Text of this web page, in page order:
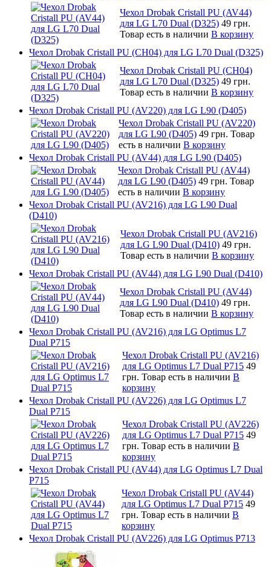
Чехол Drobak Cristall PU (AV44)
для LG L70 Dual (D325) 49 грн.
Товар есть в наличии В корзину
Чехол Drobak Cristall PU (CH04) для LG L70 Dual (D325)
Чехол Drobak Cristall PU (CH04)
для LG L70 Dual (D325) 49 грн.
Товар есть в наличии В корзину
Чехол Drobak Cristall PU (AV220) для LG L90 (D405)
Чехол Drobak Cristall PU (AV220)
для LG L90 (D405) 49 грн. Товар
есть в наличии В корзину
Чехол Drobak Cristall PU (AV44) для LG L90 (D405)
Чехол Drobak Cristall PU (AV44)
для LG L90 (D405) 49 грн. Товар
есть в наличии В корзину
Чехол Drobak Cristall PU (AV216) для LG L90 Dual
(D410)
Чехол Drobak Cristall PU (AV216)
для LG L90 Dual (D410) 49 грн.
Товар есть в наличии В корзину
Чехол Drobak Cristall PU (AV44) для LG L90 Dual (D410)
Чехол Drobak Cristall PU (AV44)
для LG L90 Dual (D410) 49 грн.
Товар есть в наличии В корзину
Чехол Drobak Cristall PU (AV216) для LG Optimus L7
Dual P715
Чехол Drobak Cristall PU (AV216)
для LG Optimus L7 Dual P715 49
грн. Товар есть в наличии В
корзину
Чехол Drobak Cristall PU (AV226) для LG Optimus L7
Dual P715
Чехол Drobak Cristall PU (AV226)
для LG Optimus L7 Dual P715 49
грн. Товар есть в наличии В
корзину
Чехол Drobak Cristall PU (AV44) для LG Optimus L7 Dual
P715
Чехол Drobak Cristall PU (AV44)
для LG Optimus L7 Dual P715 49
грн. Товар есть в наличии В
корзину
Чехол Drobak Cristall PU (AV226) для LG Optimus P713